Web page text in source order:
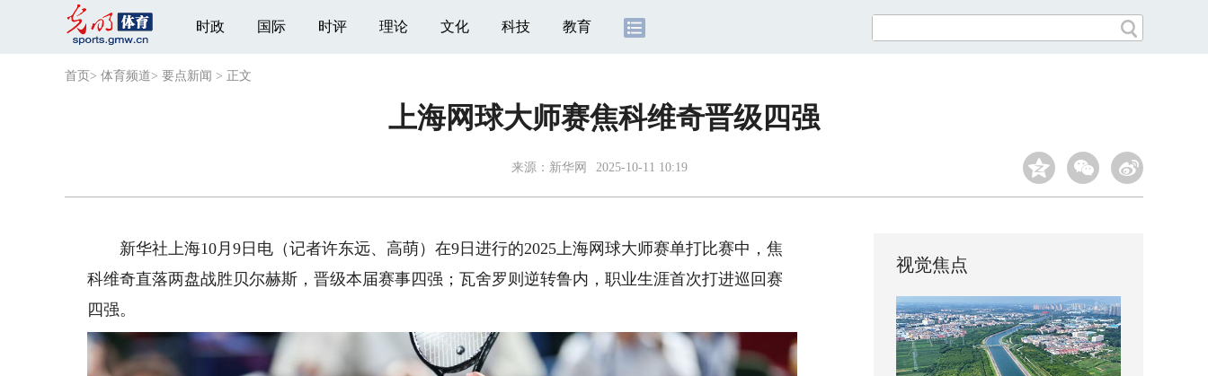
时政 国际 时评 理论 文化 科技 教育
首页 > 体育频道> 要点新闻 > 正文
上海网球大师赛焦科维奇晋级四强
来源： 新华网 2025-10-11 10:19
新华社上海10月9日电（记者许东远、高萌）在9日进行的2025上海网球大师赛单打比赛中，焦
科维奇直落两盘战胜贝尔赫斯，晋级本届赛事四强；瓦舍罗则逆转鲁内，职业生涯首次打进巡回赛
四强。
视觉焦点